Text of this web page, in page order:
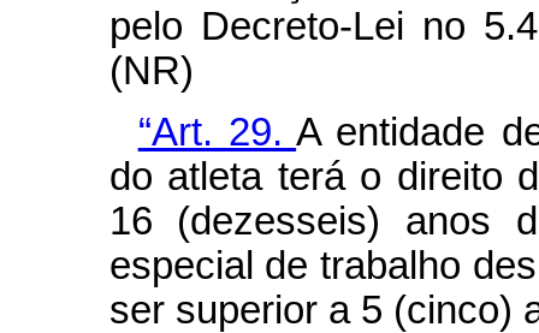
pelo Decreto-Lei no
(NR)
“Art. 29.A entidade
do atleta terá o direito
16 (dezesseis) anos
especial de trabalho
ser superior a 5 (cinco)